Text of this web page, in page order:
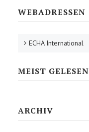
WEBADRESSEN
ECHA International
MEIST GELESEN
ARCHIV